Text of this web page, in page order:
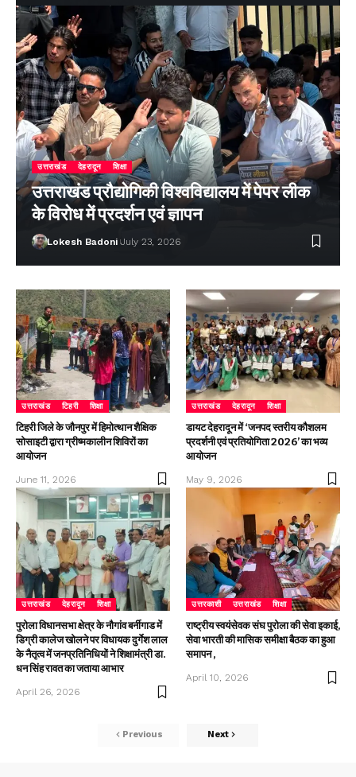
उत्तराखंड देहरादून शिक्षा
उत्तराखंड प्रौद्योगिकी विश्वविद्यालय में पेपर लीक
के विरोध में प्रदर्शन एवं ज्ञापन
Lokesh Badoni July 23, 2026
उत्तराखंड टिहरी शिक्षा
टिहरी जिले के जौनपुर में हिमोत्थान शैक्षिक
सोसाइटी द्वारा ग्रीष्मकालीन शिविरों का
आयोजन
June 11, 2026
उत्तराखंड देहरादून शिक्षा
डायट देहरादून में ‘जनपद स्तरीय कौशलम
प्रदर्शनी एवं प्रतियोगिता 2026’ का भव्य
आयोजन
May 9, 2026
उत्तराखंड देहरादून शिक्षा
पुरोला विधानसभा क्षेत्र के नौगांव बर्नीगाड में
डिग्री कालेज खोलने पर विधायक दुर्गेश लाल
के नैतृत्व में जनप्रतिनिधियों ने शिक्षामंत्री डा.
धन सिंह रावत का जताया आभार
April 26, 2026
उत्तरकाशी उत्तराखंड शिक्षा
राष्ट्रीय स्वयंसेवक संघ पुरोला की सेवा इकाई,
सेवा भारती की मासिक समीक्षा बैठक का हुआ
समापन ,
April 10, 2026
Previous Next